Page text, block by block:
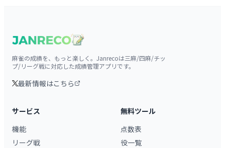
麻雀の成績を、もっと楽しく。Janrecoは三麻/四麻/チッ
プ/リーグ戦に対応した成績管理アプリです。
最新情報はこちら
サービス
機能
リーグ戦
無料ツール
点数表
役一覧